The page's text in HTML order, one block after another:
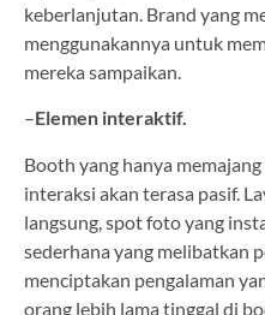
keberlanjutan. Brand yang
menggunakannya untuk
mereka sampaikan.
–Elemen interaktif.
Booth yang hanya
interaksi akan terasa pasif.
langsung, spot foto yang
sederhana yang melibatkan
menciptakan pengalaman
orang lebih lama tinggal di